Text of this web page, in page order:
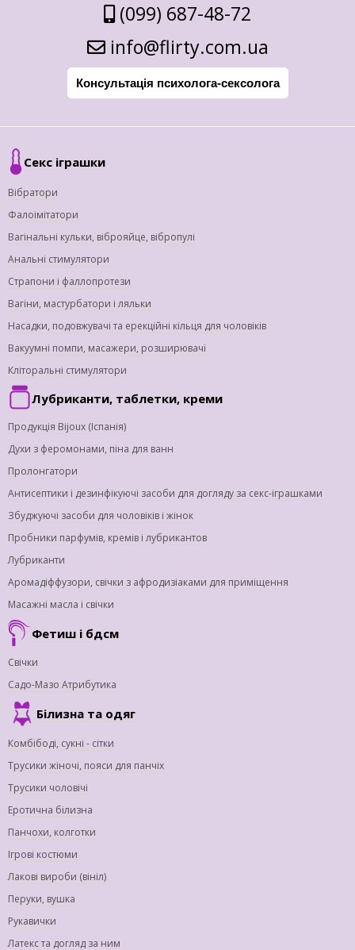
(099) 687-48-72
info@flirty.com.ua
Консультація психолога-сексолога
Секс іграшки
Вібратори
Фалоімітатори
Вагінальні кульки, віброяйце, вібропулі
Анальні стимулятори
Страпони і фаллопротези
Вагіни, мастурбатори і ляльки
Насадки, подовжувачі та ерекційні кільця для чоловіків
Вакуумні помпи, масажери, розширювачі
Кліторальні стимулятори
Лубриканти, таблетки, креми
Продукція Bijoux (Іспанія)
Духи з феромонами, піна для ванн
Пролонгатори
Антисептики і дезинфікуючі засоби для догляду за секс-іграшками
Збуджуючі засоби для чоловіків і жінок
Пробники парфумів, кремів і лубрикантов
Лубриканти
Аромадіффузори, свічки з афродизіаками для приміщення
Масажні масла і свічки
Фетиш і бдсм
Свічки
Садо-Мазо Атрибутика
Білизна та одяг
Комбібоді, сукні - сітки
Трусики жіночі, пояси для панчіх
Трусики чоловічі
Еротична білизна
Панчохи, колготки
Ігрові костюми
Лакові вироби (вініл)
Перуки, вушка
Рукавички
Латекс та догляд за ним